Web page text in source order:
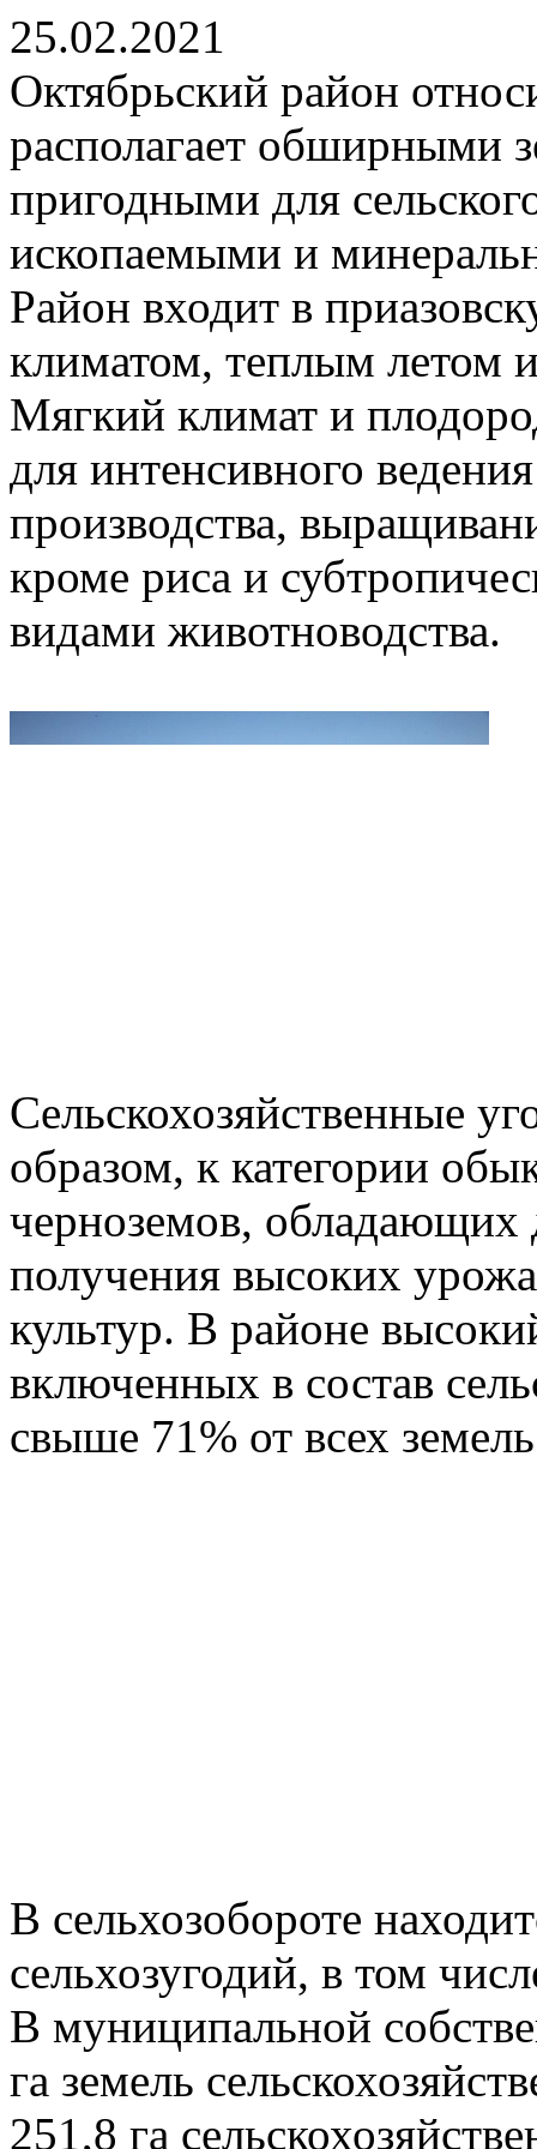
25.02.2021
Октябрьский район
располагает обширными
пригодными для
ископаемыми и
Район входит в
климатом, теплым летом
Мягкий климат и
для интенсивного
производства,
кроме риса и
видами животноводства.
Сельскохозяйственные
образом, к категории
черноземов, обладающих
получения высоких
культур. В районе
включенных в состав
свыше 71% от всех
В сельхозобороте
сельхозугодий, в том
В муниципальной
га земель
251,8 га